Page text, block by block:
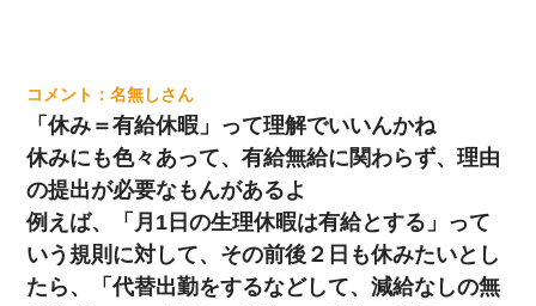
名無し
「休み＝有給休暇」って理解でいいんかね
休みにも色々あって、有給無給に関わらず、理由
の提出が必要なもんがあるよ
例えば、「月1日の生理休暇は有給とする」って
いう規則に対して、その前後２日も休みたいとし
たら、「代替出勤をするなどして、減給なしの無